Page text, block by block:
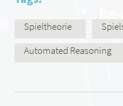
Spieltheorie
Automated Reasoning